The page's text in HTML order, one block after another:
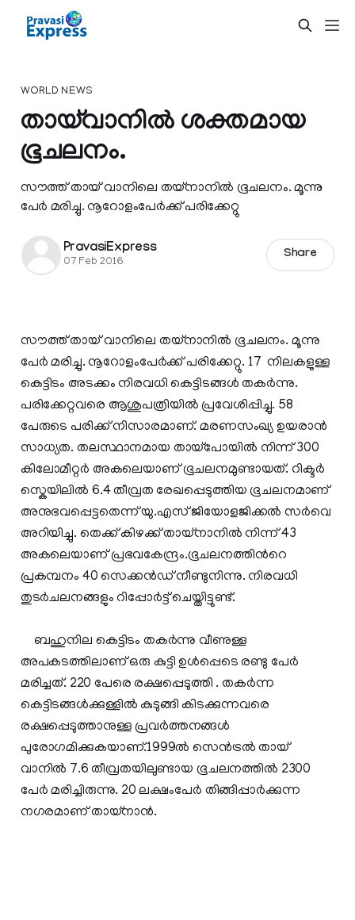
WORLD NEWS
തായ്‌വാനില്‍ ശക്തമായ
ഭൂചലനം.
സൗത്ത് തായ് വാനിലെ തയ്നാനില്‍ ഭൂചലനം. മൂന്നു
പേര്‍ മരിച്ചു. നൂറോളംപേര്‍ക്ക് പരിക്കേറ്റു
PravasiExpress
07 Feb 2016
Share
സൗത്ത് തായ് വാനിലെ തയ്നാനില്‍ ഭൂചലനം. മൂന്നു
പേര്‍ മരിച്ചു. നൂറോളംപേര്‍ക്ക് പരിക്കേറ്റു. 17 നിലകളുള്ള
കെട്ടിടം അടക്കം നിരവധി കെട്ടിടങ്ങള്‍ തകര്‍ന്നു.
പരിക്കേറ്റവരെ ആശുപത്രിയില്‍ പ്രവേശിപ്പിച്ചു. 58
പേരുടെ പരിക്ക് നിസാരമാണ്. മരണസംഖ്യ ഉയരാന്‍
സാധ്യത. തലസ്ഥാനമായ തായ്പോയില്‍ നിന്ന് 300
കിലോമീറ്റര്‍ അകലെയാണ് ഭൂചലനമുണ്ടായത്. റിക്ടര്‍
സ്കെയിലില്‍ 6.4 തീവ്രത രേഖപ്പെടുത്തിയ ഭൂചലനമാണ്
അനുഭവപ്പെട്ടതെന്ന് യു.എസ് ജിയോളജിക്കല്‍ സര്‍വെ
അറിയിച്ചു. തെക്ക് കിഴക്ക് തായ്നാനില്‍ നിന്ന് 43
അകലെയാണ് പ്രഭവകേന്ദ്രം.ഭൂചലനത്തിന്‍റെ
പ്രകമ്പനം 40 സെക്കന്‍ഡ് നീണ്ടുനിന്നു. നിരവധി
തുടര്‍ചലനങ്ങളും റിപ്പോര്‍ട്ട് ചെയ്തിട്ടുണ്ട്.
ബഹുനില കെട്ടിടം തകര്‍ന്നു വീണുള്ള
അപകടത്തിലാണ് ഒരു കുട്ടി ഉള്‍പ്പെടെ രണ്ടു പേര്‍
മരിച്ചത്. 220 പേരെ രക്ഷപ്പെടുത്തി . തകര്‍ന്ന
കെട്ടിടങ്ങള്‍ക്കുള്ളില്‍ കുടുങ്ങി കിടക്കുന്നവരെ
രക്ഷപ്പെടുത്താനുള്ള പ്രവര്‍ത്തനങ്ങള്‍
പുരോഗമിക്കുകയാണ്.1999ല്‍ സെന്‍ട്രല്‍ തായ്
വാനില്‍ 7.6 തീവ്രതയിലുണ്ടായ ഭൂചലനത്തില്‍ 2300
പേര്‍ മരിച്ചിരുന്നു. 20 ലക്ഷംപേര്‍ തിങ്ങിപ്പാര്‍ക്കുന്ന
നഗരമാണ് തായ്നാന്‍.